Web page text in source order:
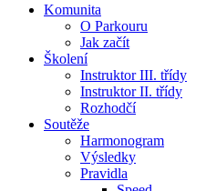
Komunita
O Parkouru
Jak začít
Školení
Instruktor III. třídy
Instruktor II. třídy
Rozhodčí
Soutěže
Harmonogram
Výsledky
Pravidla